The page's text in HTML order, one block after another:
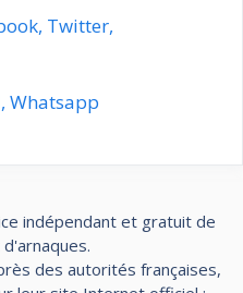
Twitter,
Whatsapp
indépendant et gratuit de
des autorités françaises,